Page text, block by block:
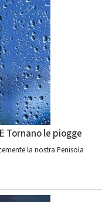
Tornano le piogge
la nostra Penisola